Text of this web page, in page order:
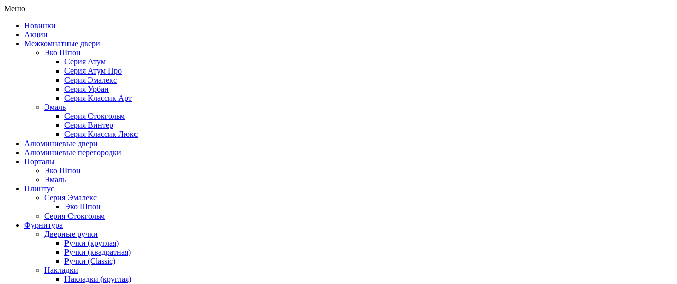
Меню
Новинки
Акции
Межкомнатные двери
Эко Шпон
Серия Атум
Серия Атум Про
Серия Эмалекс
Серия Урбан
Серия Классик Арт
Эмаль
Серия Стокгольм
Серия Винтер
Серия Классик Люкс
Алюминиевые двери
Алюминиевые перегородки
Порталы
Эко Шпон
Эмаль
Плинтус
Серия Эмалекс
Эко Шпон
Серия Стокгольм
Фурнитура
Дверные ручки
Ручки (круглая)
Ручки (квадратная)
Ручки (Classic)
Накладки
Накладки (круглая)